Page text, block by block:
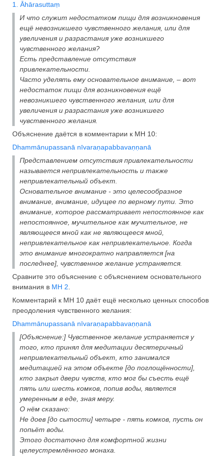
1. Āhārasuttaṃ
И что служит недостатком пищи для возникновения
ещё невозникшего чувственного желания, или для
увеличения и разрастания уже возникшего
чувственного желания?
Есть представление отсутствия
привлекательности.
Часто уделять ему основательное внимание, – вот
недостаток пищи для возникновения ещё
невозникшего чувственного желания, или для
увеличения и разрастания уже возникшего
чувственного желания.
Объяснение даётся в комментарии к МН 10:
Dhammānupassanā nīvaraṇapabbavaṇṇanā
Представлением отсутствия привлекательности
называется непривлекательность и также
непривлекательный объект.
Основательное внимание - это целесообразное
внимание, внимание, идущее по верному пути. Это
внимание, которое рассматривает непостоянное как
непостоянное, мучительное как мучительное, не
являющееся мной как не являющееся мной,
непривлекательное как непривлекательное. Когда
это внимание многократно направляется [на
последнее], чувственное желание устраняется.
Сравните это объяснение с объяснением основательного
внимания в МН 2
Комментарий к МН 10 даёт ещё несколько ценных способов
преодоления чувственного желания:
Dhammānupassanā nīvaraṇapabbavaṇṇanā
[Объяснение:] Чувственное желание устраняется у
того, кто принял для медитации десятеричный
непривлекательный объект, кто занимался
медитацией на этом объекте [до поглощённости],
кто закрыл двери чувств, кто мог бы съесть ещё
пять или шесть комков, попив воды, является
умеренным в еде, зная меру.
О нём сказано:
Не доев [до сытости] четыре - пять комков, пусть он
попьёт воды.
Этого достаточно для комфортной жизни
целеустремлённого монаха.